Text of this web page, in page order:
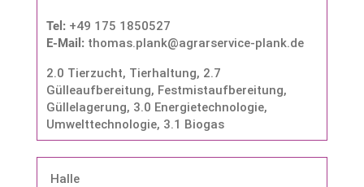
Tel: +49 175 1850527
E-Mail: thomas.plank@agrarservice-plank.de
2.0 Tierzucht, Tierhaltung, 2.7
Gülleaufbereitung, Festmistaufbereitung,
Güllelagerung, 3.0 Energietechnologie,
Umwelttechnologie, 3.1 Biogas
Halle